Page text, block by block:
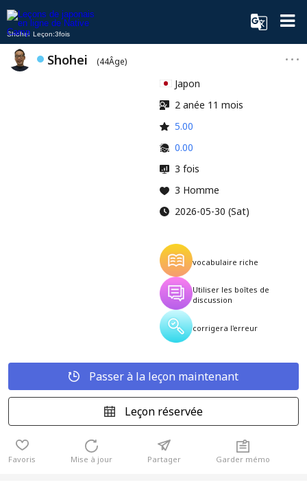
Shohei Leçon:3fois
Shohei (44Âge)
Japon
2 anée 11 mois
5.00
0.00
3 fois
3 Homme
2026-05-30 (Sat)
vocabulaire riche
Utiliser les boîtes de
discussion
corrigera l'erreur
Passer à la leçon maintenant
Leçon réservée
Favoris Mise à jour Partager Garder mémo